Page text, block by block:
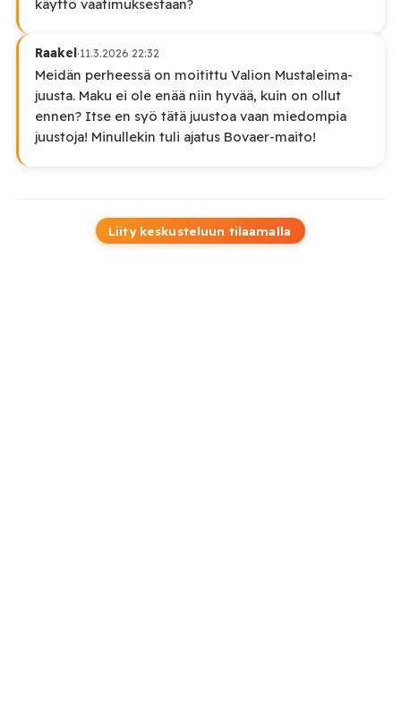
käyttö vaatimuksestaan?
Raakel·11.3.2026 22:32
Meidän perheessä on moitittu Valion Mustaleima-
juusta. Maku ei ole enää niin hyvää, kuin on ollut
ennen? Itse en syö tätä juustoa vaan miedompia
juustoja! Minullekin tuli ajatus Bovaer-maito!
Liity keskusteluun tilaamalla